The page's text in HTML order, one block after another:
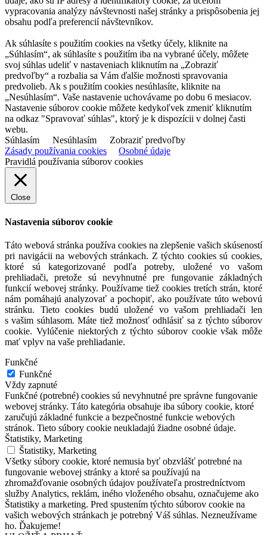
vypracovania analýzy návštevnosti našej stránky a prispôsobenia jej
obsahu podľa preferencií návštevníkov.
Ak súhlasíte s použitím cookies na všetky účely, kliknite na
„Súhlasím“, ak súhlasíte s použitím iba na vybrané účely, môžete
svoj súhlas udeliť v nastaveniach kliknutím na „Zobraziť
predvoľby“ a rozbalia sa Vám ďalšie možnosti spravovania
predvolieb. Ak s použitím cookies nesúhlasíte, kliknite na
„Nesúhlasím“. Vaše nastavenie uchovávame po dobu 6 mesiacov.
Nastavenie súborov cookie môžete kedykoľvek zmeniť kliknutím
na odkaz "Spravovať súhlas", ktorý je k dispozícii v dolnej časti
webu.
Súhlasím
Nesúhlasím
Zobraziť predvoľby
Zásady používania cookies
Osobné údaje
Pravidlá používania súborov cookies
Close
Nastavenia súborov cookie
Táto webová stránka používa cookies na zlepšenie vašich skúseností
pri navigácii na webových stránkach. Z týchto cookies sú cookies,
ktoré sú kategorizované podľa potreby, uložené vo vašom
prehliadači, pretože sú nevyhnutné pre fungovanie základných
funkcií webovej stránky. Používame tiež cookies tretích strán, ktoré
nám pomáhajú analyzovať a pochopiť, ako používate túto webovú
stránku. Tieto cookies budú uložené vo vašom prehliadači len
s vašim súhlasom. Máte tiež možnosť odhlásiť sa z týchto súborov
cookie. Vylúčenie niektorých z týchto súborov cookie však môže
mať vplyv na vaše prehliadanie.
Funkčné
Funkčné
Vždy zapnuté
Funkčné (potrebné) cookies sú nevyhnutné pre správne fungovanie
webovej stránky. Táto kategória obsahuje iba súbory cookie, ktoré
zaručujú základné funkcie a bezpečnostné funkcie webových
stránok. Tieto súbory cookie neukladajú žiadne osobné údaje.
Štatistiky, Marketing
Štatistiky, Marketing
Všetky súbory cookie, ktoré nemusia byť obzvlášť potrebné na
fungovanie webovej stránky a ktoré sa používajú na
zhromažďovanie osobných údajov používateľa prostredníctvom
služby Analytics, reklám, iného vloženého obsahu, označujeme ako
Štatistiky a marketing. Pred spustením týchto súborov cookie na
vašich webových stránkach je potrebný Váš súhlas. Nezneužívame
ho. Ďakujeme!